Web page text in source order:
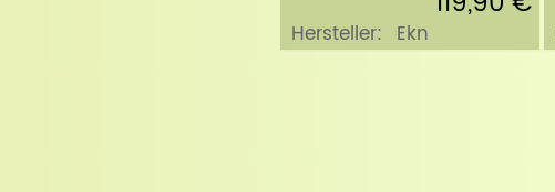
Hersteller: Ekn